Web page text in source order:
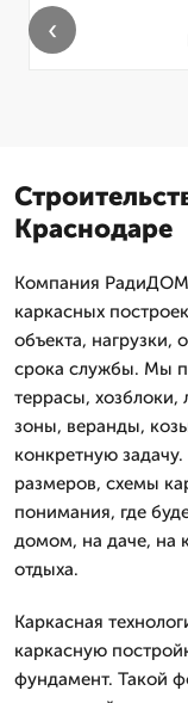
‹
Краснодаре
Компания
каркасных
объекта, нагрузки,
срока службы. Мы
террасы,
зоны, веранды,
конкретную
размеров, схемы
понимания, где
домом, на даче, на
отдыха.
Каркасная
каркасную
фундамент. Такой